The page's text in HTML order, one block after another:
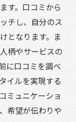
す。口コミから
チし、自分のス
となります。ま
柄やサービスの
に口コミを調べ
イルを実現する
ミュニケーショ
希望が伝わりや